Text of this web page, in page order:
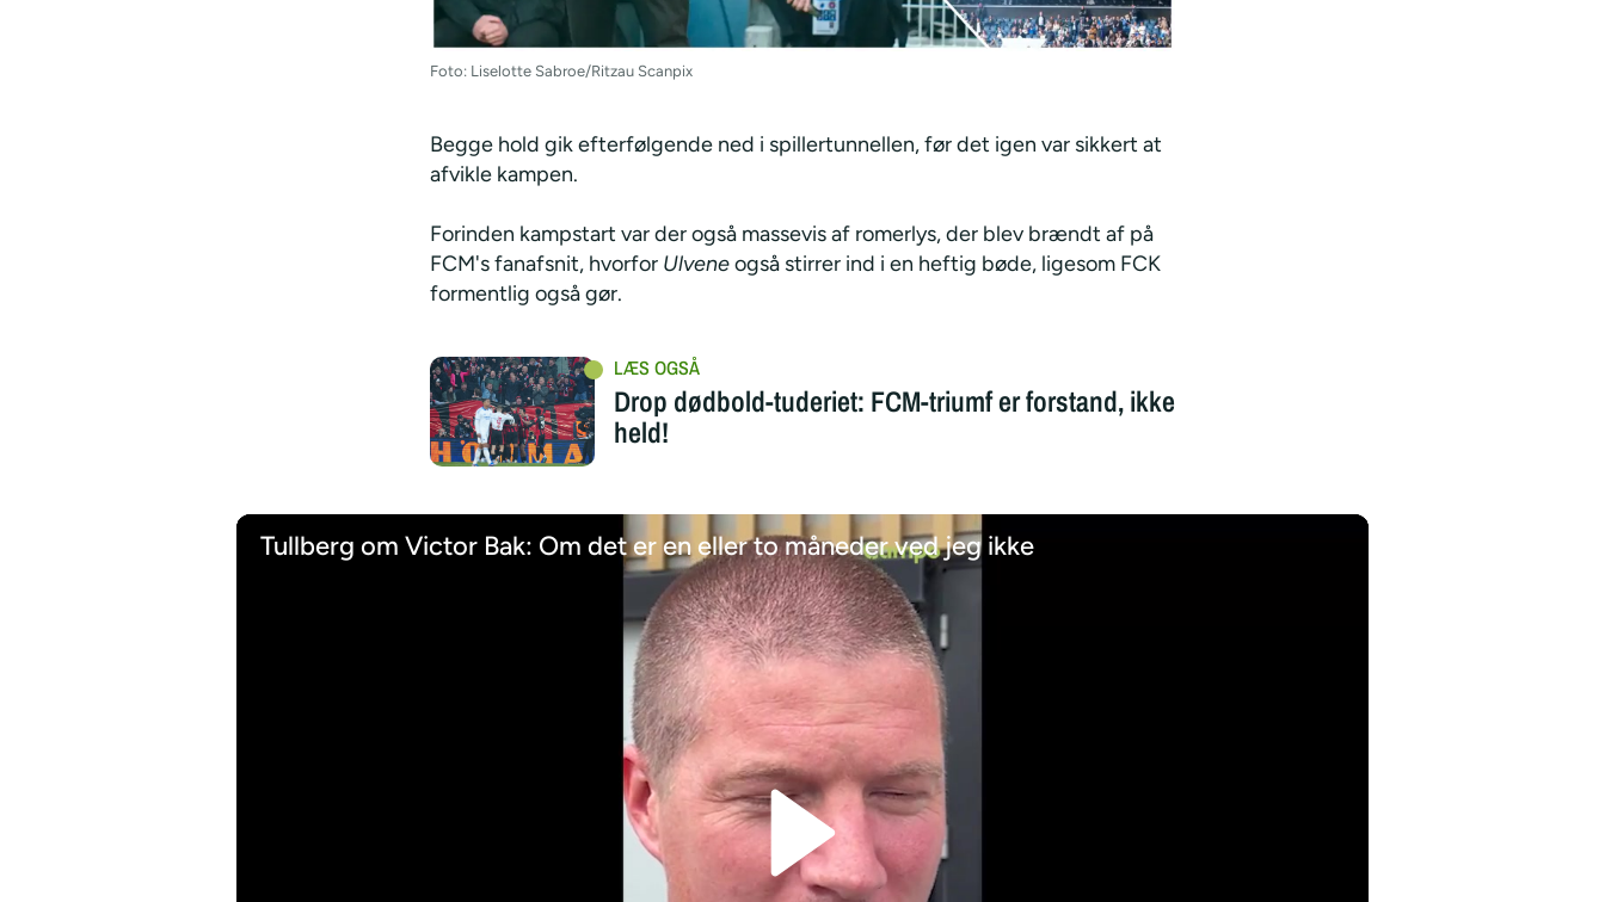
Foto: Liselotte Sabroe/Ritzau Scanpix
Begge hold gik efterfølgende ned i spillertunnellen, før det igen var sikkert at
afvikle kampen.
Forinden kampstart var der også massevis af romerlys, der blev brændt af på
FCM's fanafsnit, hvorfor Ulveneogså stirrer ind i en heftig bøde, ligesom FCK
formentlig også gør.
Drop dødbold-tuderiet: FCM-triumf er forstand, ikke
held!
Tullberg om Victor Bak: Om det er en eller to måneder ved jeg ikke